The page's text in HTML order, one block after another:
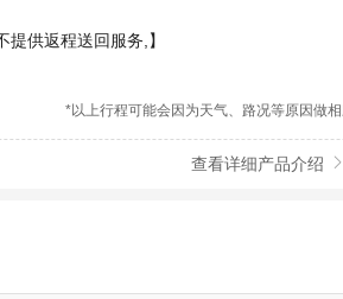
供返程送回服务,】
*以上行程可能会因为天气、路况等原因做相
查看详细产品介绍 